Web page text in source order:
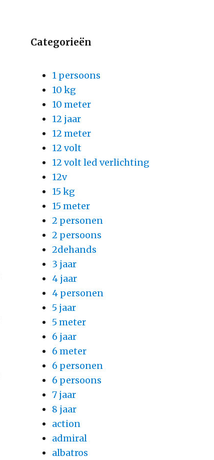
Categorieën
1 persoons
10 kg
10 meter
12 jaar
12 meter
12 volt
12 volt led verlichting
12v
15 kg
15 meter
2 personen
2 persoons
2dehands
3 jaar
4 jaar
4 personen
5 jaar
5 meter
6 jaar
6 meter
6 personen
6 persoons
7 jaar
8 jaar
action
admiral
albatros